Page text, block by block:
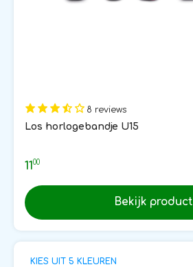
8 reviews
Los horlogebandje U15
1100
Bekijk product
KIES UIT 5 KLEUREN